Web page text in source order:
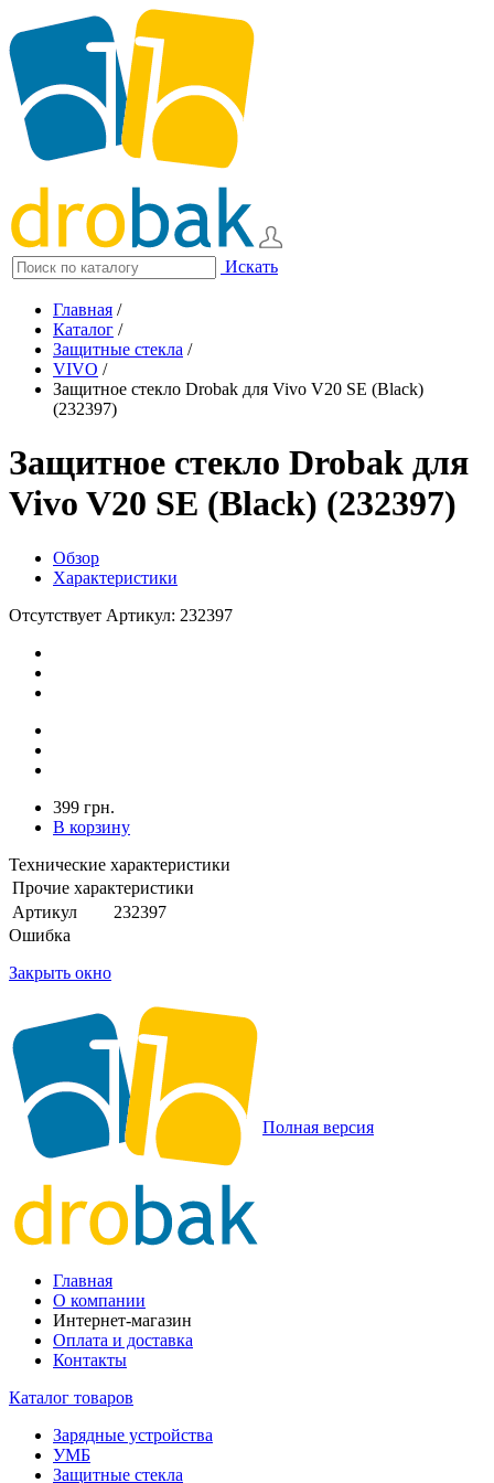
Искать
Главная /
Каталог /
Защитные стекла /
VIVO /
Защитное стекло Drobak для Vivo V20 SE (Black)
(232397)
Защитное стекло Drobak для
Vivo V20 SE (Black) (232397)
Обзор
Характеристики
Отсутствует Артикул: 232397
399 грн.
В корзину
Технические характеристики
Прочие характеристики
Артикул
232397
Ошибка
Закрыть окно
Полная версия
Главная
О компании
Интернет-магазин
Оплата и доставка
Контакты
Каталог товаров
Зарядные устройства
УМБ
Защитные стекла